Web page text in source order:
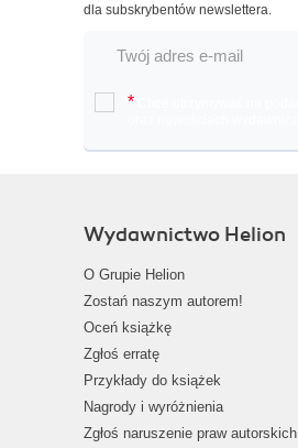
dla subskrybentów newslettera.
*
Wydawnictwo Helion
O Grupie Helion
Zostań naszym autorem!
Oceń książkę
Zgłoś erratę
Przykłady do książek
Nagrody i wyróżnienia
Zgłoś naruszenie praw autorskich